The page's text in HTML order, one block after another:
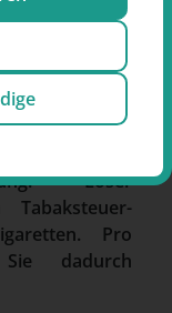
günstigste
in
Loser
Pro
Sie dadurch